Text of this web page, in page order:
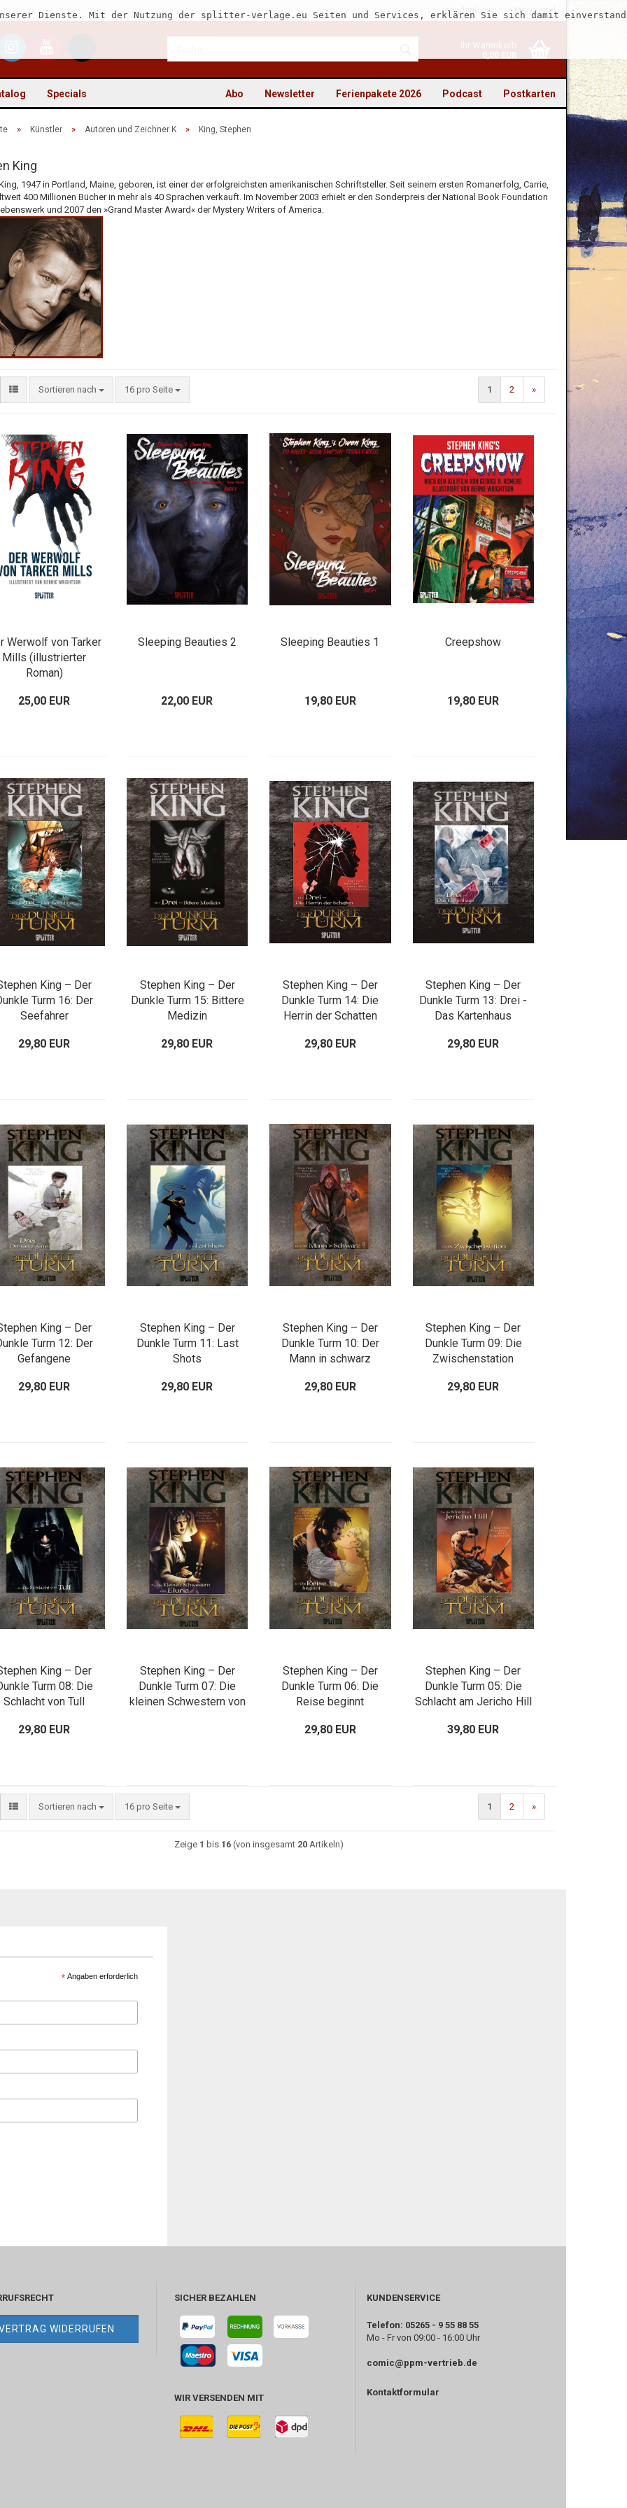
Kundenlogin
Konto erstellen
Passwort vergessen?
Merkzettel
Ihr Warenkorb
0,00 EUR
Dienste. Mit der Nutzung der splitter-verlage.eu Seiten und Services, erklären Sie sich damit
Specials Postkarten
Podcast
Ferienpakete 2026
Newsletter
Abo
» Künstler » Autoren und Zeichner K » King, Stephen
King
1947 in Portland, Maine, geboren, ist einer der erfolgreichsten amerikanischen Schriftsteller. Seit seinem ersten Romanerfolg, Carrie,
400 Millionen Bücher in mehr als 40 Sprachen verkauft. Im November 2003 erhielt er den Sonderpreis der National Book Foundation
und 2007 den »Grand Master Award« der Mystery Writers of America.
Sortieren nach 16 pro Seite 1 2 »
Werwolf von Tarker
Mills (illustrierter
Roman)
25,00 EUR
Sleeping Beauties 2
22,00 EUR
Sleeping Beauties 1
19,80 EUR
Creepshow
19,80 EUR
King – Der
Turm 16: Der
Seefahrer
29,80 EUR
Stephen King – Der
Dunkle Turm 15: Bittere
Medizin
29,80 EUR
Stephen King – Der
Dunkle Turm 14: Die
Herrin der Schatten
29,80 EUR
Stephen King – Der
Dunkle Turm 13: Drei -
Das Kartenhaus
29,80 EUR
King – Der
Turm 12: Der
Gefangene
29,80 EUR
Stephen King – Der
Dunkle Turm 11: Last
Shots
29,80 EUR
Stephen King – Der
Dunkle Turm 10: Der
Mann in schwarz
29,80 EUR
Stephen King – Der
Dunkle Turm 09: Die
Zwischenstation
29,80 EUR
King – Der
Turm 08: Die
Schlacht von Tull
29,80 EUR
Stephen King – Der
Dunkle Turm 07: Die
kleinen Schwestern von
Stephen King – Der
Dunkle Turm 06: Die
Reise beginnt
29,80 EUR
Stephen King – Der
Dunkle Turm 05: Die
Schlacht am Jericho Hill
39,80 EUR
Sortieren nach 16 pro Seite 1 2 »
Zeige 1 bis 16 (von insgesamt 20 Artikeln)
*Angaben erforderlich
WIDERRUFEN
SICHER BEZAHLEN
WIR VERSENDEN MIT
KUNDENSERVICE
Telefon: 05265 - 9 55 88 55
Mo - Fr von 09:00 - 16:00 Uhr
comic@ppm-vertrieb.de
Kontaktformular